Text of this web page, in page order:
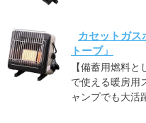
カセットガ
トーブ」
【備蓄用燃料
で使える暖房用
ャンプでも大活